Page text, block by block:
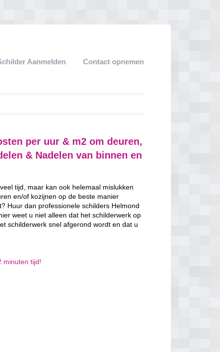
Aanmelden Contact opnemen
per uur & m2 om deuren,
& Nadelen van binnen en
tijd, maar kan ook helemaal mislukken
en/of kozijnen op de beste manier
Huur dan professionele schilders Helmond
weet u niet alleen dat het schilderwerk op
schilderwerk snel afgerond wordt en dat u
minuten tijd!